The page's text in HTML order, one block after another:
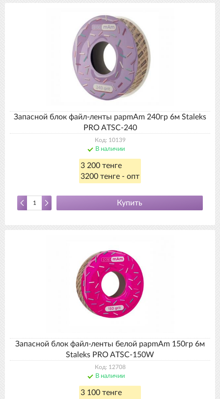
Запасной блок файл-ленты papmAm 240гр 6м Staleks
PRO ATSC-240
Код: 10139
В наличии
3 200 тенге
3200 тенге - опт
Купить
Запасной блок файл-ленты белой papmAm 150гр 6м
Staleks PRO ATSC-150W
Код: 12708
В наличии
3 100 тенге